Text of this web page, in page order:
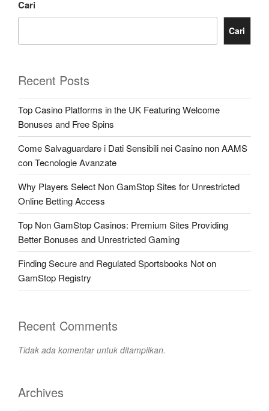
Cari
Cari
Recent Posts
Top Casino Platforms in the UK Featuring Welcome
Bonuses and Free Spins
Come Salvaguardare i Dati Sensibili nei Casino non AAMS
con Tecnologie Avanzate
Why Players Select Non GamStop Sites for Unrestricted
Online Betting Access
Top Non GamStop Casinos: Premium Sites Providing
Better Bonuses and Unrestricted Gaming
Finding Secure and Regulated Sportsbooks Not on
GamStop Registry
Recent Comments
Tidak ada komentar untuk ditampilkan.
Archives